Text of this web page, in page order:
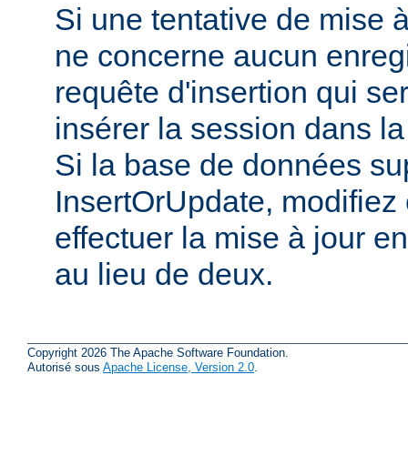
Si une tentative de mise
ne concerne aucun
requête d'insertion qui
insérer la session dans
Si la base de données
InsertOrUpdate,
effectuer la mise à jour
au lieu de deux.
Copyright 2026 The Apache Software Foundation.
Autorisé sous Apache License, Version 2.0.